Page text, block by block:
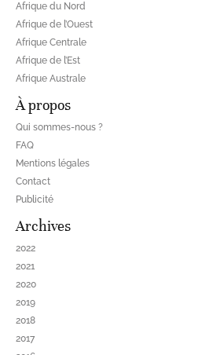
Afrique du Nord
Afrique de l’Ouest
Afrique Centrale
Afrique de l’Est
Afrique Australe
À propos
Qui sommes-nous ?
FAQ
Mentions légales
Contact
Publicité
Archives
2022
2021
2020
2019
2018
2017